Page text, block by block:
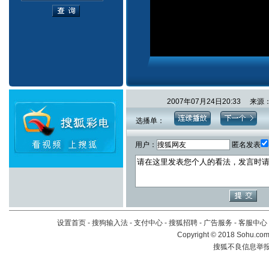
2007年07月24日20:33 来源
选播单：
用户： 匿名发表
设置首页 - 搜狗输入法 - 支付中心 - 搜狐招聘 - 广告服务 - 客服中心
Copyright©2018
搜狐不良信息举